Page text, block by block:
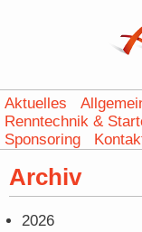
Aktuelles
Renntechnik &
Sponsoring
Archiv
2026